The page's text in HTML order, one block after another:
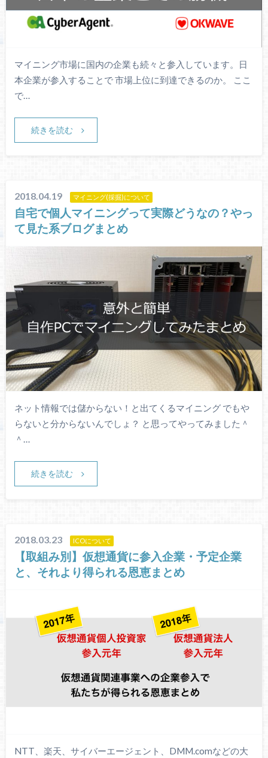
マイニング市場に国内の企業も続々と参入しています。日
本企業が参入することで 市場上位に到達できるのか。 ここ
で…
続きを読む
2018.04.19 マイニング(採掘)について
自宅で個人マイニングって実際どうなの？やっ
て見た系ブログまとめ
ネット情報では儲からない！と出てくるマイニング でもや
らないと分からないんでしょ？ と思ってやってみました＾
＾…
続きを読む
2018.03.23 ICOについて
【取組み別】仮想通貨に参入企業・予定企業
と、それより得られる恩恵まとめ
NTT、楽天、サイバーエージェント、DMM.comなどの大